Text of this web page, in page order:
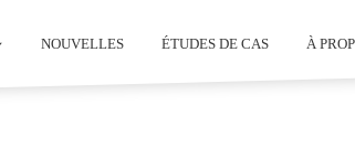
NOUVELLES ÉTUDES DE CAS À